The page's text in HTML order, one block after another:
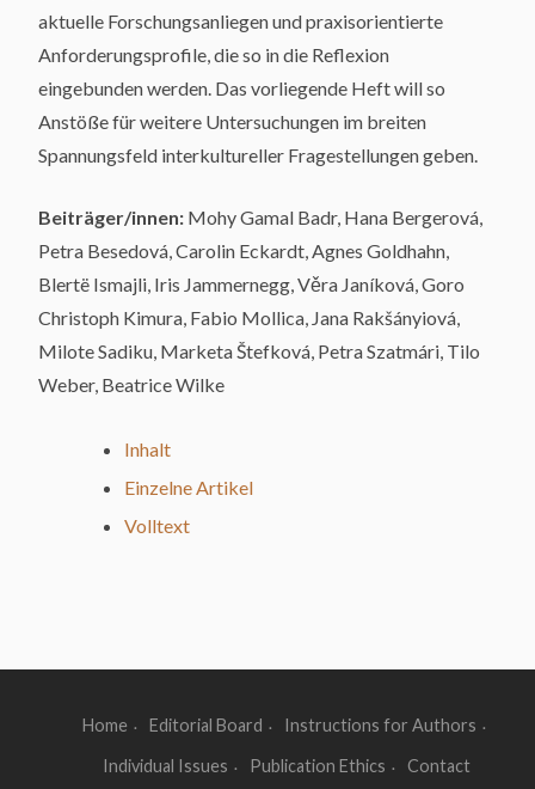
aktuelle Forschungsanliegen und praxisorientierte
Anforderungsprofile, die so in die Reflexion
eingebunden werden. Das vorliegende Heft will so
Anstöße für weitere Untersuchungen im breiten
Spannungsfeld interkultureller Fragestellungen geben.
Beiträger/innen: Mohy Gamal Badr, Hana Bergerová,
Petra Besedová, Carolin Eckardt, Agnes Goldhahn,
Blertë Ismajli, Iris Jammernegg, Věra Janíková, Goro
Christoph Kimura, Fabio Mollica, Jana Rakšányiová,
Milote Sadiku, Marketa Štefková, Petra Szatmári, Tilo
Weber, Beatrice Wilke
Inhalt
Einzelne Artikel
Volltext
Home Editorial Board
Instructions for Authors
Individual Issues
Publication Ethics Contact